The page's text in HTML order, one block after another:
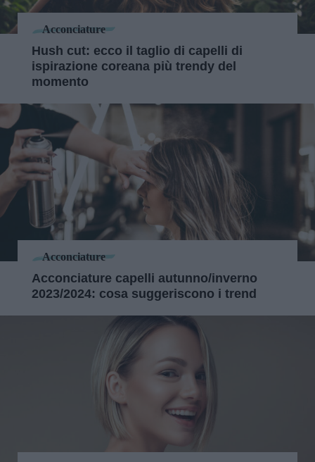
Acconciature
Hush cut: ecco il taglio di capelli di
ispirazione coreana più trendy del
momento
Acconciature
Acconciature capelli autunno/inverno
2023/2024: cosa suggeriscono i trend